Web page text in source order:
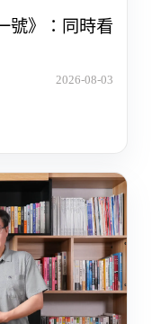
號》：同時看
2026-08-03